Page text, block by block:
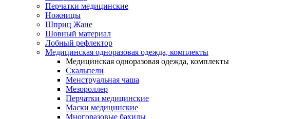
Перчатки медицинские
Ножницы
Шприц Жане
Шовный материал
Лобный рефлектор
Медицинская одноразовая одежда, комплекты
Медицинская одноразовая одежда, комплекты
Скальпели
Менструальная чаша
Мезороллер
Перчатки медицинские
Маски медицинские
Многоразовые бахилы